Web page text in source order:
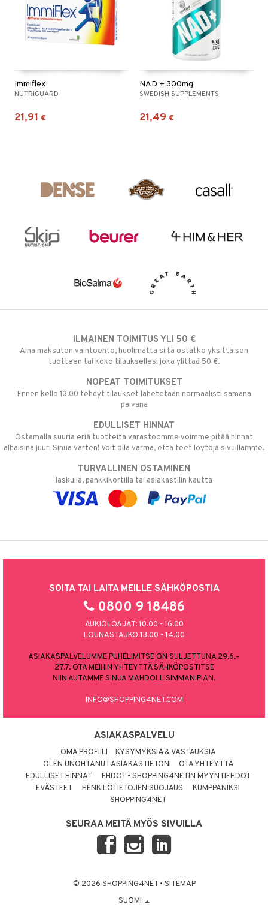
Immiflex
NUTRIGUARD
21,91 €
NAD + 300mg
SWEDISH SUPPLEMENTS
21,49 €
ILMAINEN TOIMITUS YLI 50 €
Aina maksuton vaihtoehto, huolimatta siitä ostatko yksittäisen
tuotteen tai koko tilauksellesi joka ylittää 50 €.
NOPEAT TOIMITUKSET
Ennen kello 13.00 tehdyt tilaukset lähetetään normaalisti samana
päivänä
EDULLISET HINNAT
Ostamalla suuria eriä tuotteita varastoomme voimme pitää hinnat
alhaisina juuri Sinua varten! Voit olla varma, että teet löytöjä sivuillamme.
TURVALLINEN OSTAMINEN
laskulla, pankkikortilla tai asiakastilin kautta
SOITA TAI LAITA MEILLE SÄHKÖPOSTIA
0800 9 18486
AUKIOLOAJAT: 10.00 - 16.00
LOUNASTAUKO 13.00 - 14.00
ASIAKASPALVELUMME PUHELIMITSE ON SULJETTUNA 29.6.–
27.7. OTA MEIHIN YHTEYTTÄ SÄHKÖPOSTITSE
NIIN AUTAMME SINUA MAHDOLLISIMMAN PIAN.
INFO@SHOPPING4NET.COM
ASIAKASPALVELU
OMA PROFIILI
KYSYMYKSIÄ & VASTAUKSIA
OLEN UNOHTANUT ASIAKASTIETONI
OTA YHTEYTTÄ
EDULLISET HINNAT
EHDOT - SHOPPING4NETIN MYYNTIEHDOT
EVÄSTEET
HENKILÖTIETOJEN SUOJAUS
KUMPPANIKSI
SHOPPING4NET
SEURAA MEITÄ MYÖS SIVUILLA
© 2026 SHOPPING4NET • SITEMAP
SUOMI